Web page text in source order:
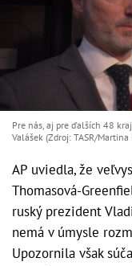
Pre nás, aj pre ďalších 48
Valášek (Zdroj: TASR/Martina
AP uviedla, že
Thomasová-
ruský prezident
nemá v úmysle
Upozornila však